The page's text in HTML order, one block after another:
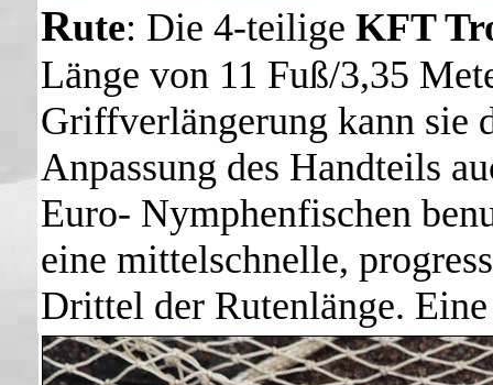
Rute: Die 4-teilige KFT
Länge von 11 Fuß/3,35
Griffverlängerung kann sie
Anpassung des Handteils
Euro- Nymphenfischen
eine mittelschnelle,
Drittel der Rutenlänge.